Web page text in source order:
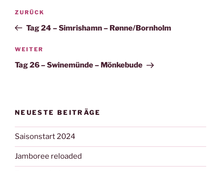
Beitragsnavigation
Vorheriger
Beitrag
ZURÜCK
Tag 24 – Simrishamn – Rønne/Bornholm
Nächster
Beitrag
WEITER
Tag 26 – Swinemünde – Mönkebude
NEUESTE BEITRÄGE
Saisonstart 2024
Jamboree reloaded